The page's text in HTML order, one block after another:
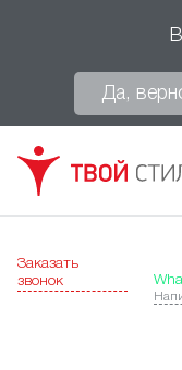
Да,
Заказать
звонок